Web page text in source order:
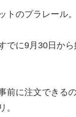
トのプラレール
でに9月30日か
前に注文できる
。